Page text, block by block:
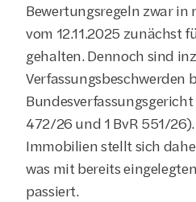
Bewertungsregeln zwar in
vom 12.11.2025 zunächst
gehalten. Dennoch sind
Verfassungsbeschwerden
472/26 und 1 BvR 551/
Immobilien stellt sich
was mit bereits
passiert.